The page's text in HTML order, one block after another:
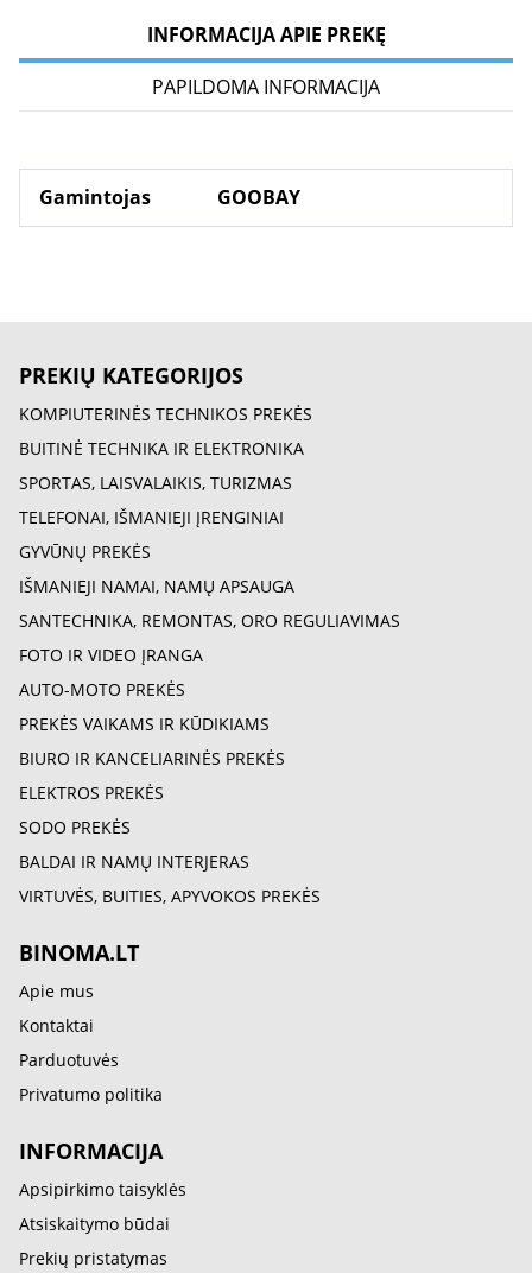
INFORMACIJA APIE PREKĘ
PAPILDOMA INFORMACIJA
Gamintojas GOOBAY
PREKIŲ KATEGORIJOS
KOMPIUTERINĖS TECHNIKOS PREKĖS
BUITINĖ TECHNIKA IR ELEKTRONIKA
SPORTAS, LAISVALAIKIS, TURIZMAS
TELEFONAI, IŠMANIEJI ĮRENGINIAI
GYVŪNŲ PREKĖS
IŠMANIEJI NAMAI, NAMŲ APSAUGA
SANTECHNIKA, REMONTAS, ORO REGULIAVIMAS
FOTO IR VIDEO ĮRANGA
AUTO-MOTO PREKĖS
PREKĖS VAIKAMS IR KŪDIKIAMS
BIURO IR KANCELIARINĖS PREKĖS
ELEKTROS PREKĖS
SODO PREKĖS
BALDAI IR NAMŲ INTERJERAS
VIRTUVĖS, BUITIES, APYVOKOS PREKĖS
BINOMA.LT
Apie mus
Kontaktai
Parduotuvės
Privatumo politika
INFORMACIJA
Apsipirkimo taisyklės
Atsiskaitymo būdai
Prekių pristatymas